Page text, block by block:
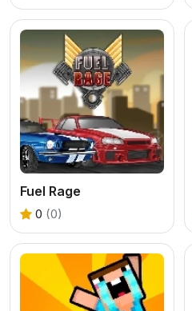
Fuel Rage
0 (0)